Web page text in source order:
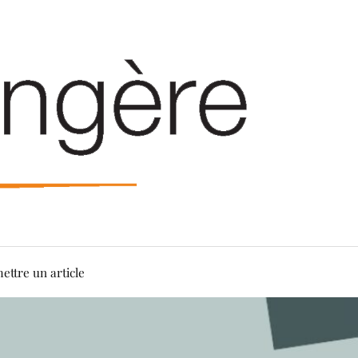
un article